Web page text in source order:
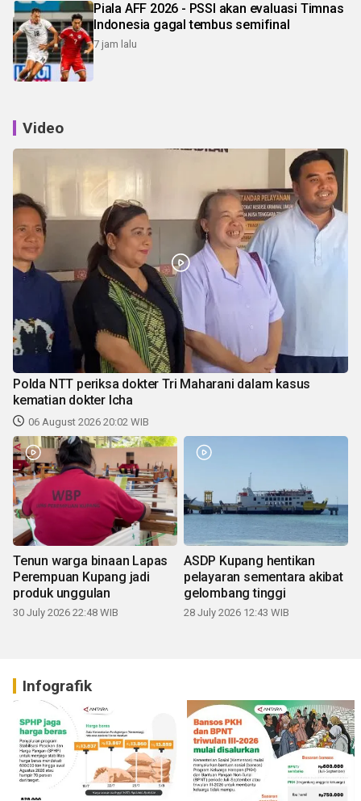
Piala AFF 2026 - PSSI akan evaluasi Timnas
Indonesia gagal tembus semifinal
7 jam lalu
Video
Polda NTT periksa dokter Tri Maharani dalam kasus
kematian dokter Icha
06 August 2026 20:02 WIB
Tenun warga binaan Lapas
Perempuan Kupang jadi
produk unggulan
30 July 2026 22:48 WIB
ASDP Kupang hentikan
pelayaran sementara akibat
gelombang tinggi
28 July 2026 12:43 WIB
Infografik